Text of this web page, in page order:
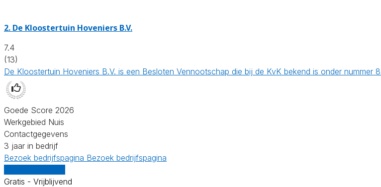
2. De Kloostertuin Hoveniers B.V.
7.4
(13)
De Kloostertuin Hoveniers B.V. is een Besloten Vennootschap die bij de KvK bekend is onder
Goede Score 2026
Werkgebied Nuis
Contactgegevens
3 jaar in bedrijf
Bezoek bedrijfspagina Bezoek bedrijfspagina
Gratis - Vrijblijvend